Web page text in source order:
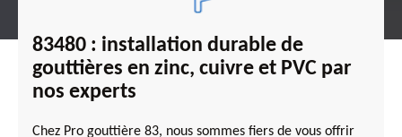
83480 : installation durable de
gouttières en zinc, cuivre et PVC par
nos experts
Chez Pro gouttière 83, nous sommes fiers de vous offrir